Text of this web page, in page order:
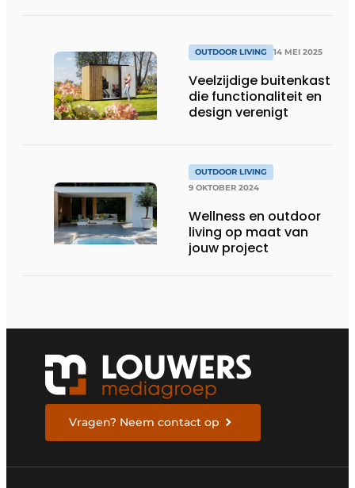
OUTDOOR LIVING 14 MEI 2025
Veelzijdige buitenkast
die functionaliteit en
design verenigt
OUTDOOR LIVING
9 OKTOBER 2024
Wellness en outdoor
living op maat van
jouw project
Vragen? Neem contact op